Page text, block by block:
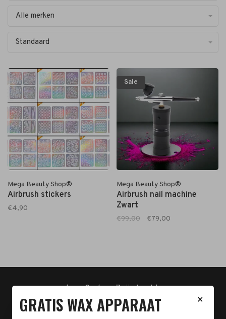
Alle merken
Standaard
Mega Beauty Shop®
Airbrush stickers
€4,90
Sale
Mega Beauty Shop®
Airbrush nail machine
Zwart
€99,00 €79,00
t.n.v. Cartero Zwijndrecht.
IBAN : NL23ABNA0478555466
BTW-NL858962676B01
✕
GRATIS WAX APPARAAT